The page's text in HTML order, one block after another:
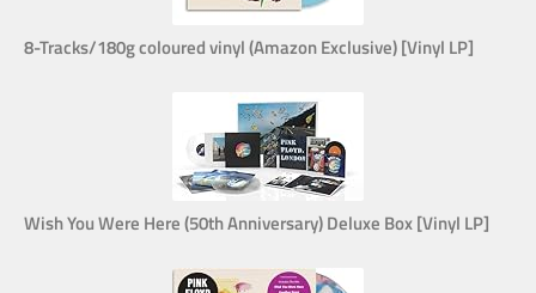
8-Tracks/180g coloured vinyl (Amazon Exclusive) [Vinyl LP]
Wish You Were Here (50th Anniversary) Deluxe Box [Vinyl LP]